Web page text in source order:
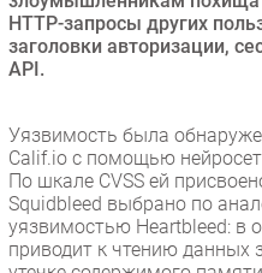
РАЗДЕЛЫ
Аналитика
Интервью
Мероприятия
Проекты
HTTP-запросы других
заголовки авторизации,
API.
Уязвимость была
Calif.io с помощью
По шкале CVSS ей
Squidbleed выбрано по
уязвимостью Heartbleed: в
приводит к чтению данных